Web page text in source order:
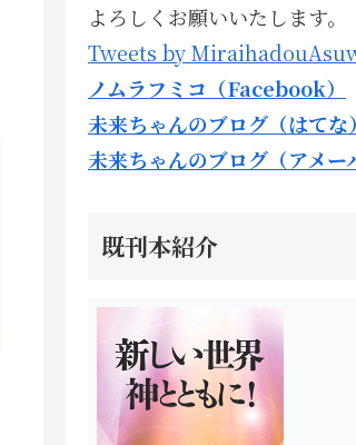
よろしくお願いいたします。
Tweets by
ノムラフミコ（Facebook）
未来ちゃんのブログ（はてな）
未来ちゃんのブログ（アメー
既刊本紹介